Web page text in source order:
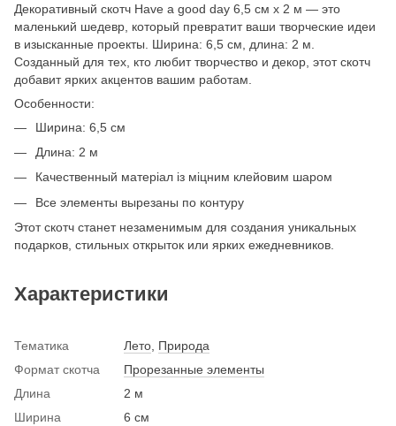
Декоративный скотч Have a good day 6,5 см x 2 м — это
маленький шедевр, который превратит ваши творческие идеи
в изысканные проекты. Ширина: 6,5 см, длина: 2 м.
Созданный для тех, кто любит творчество и декор, этот скотч
добавит ярких акцентов вашим работам.
Особенности:
Ширина: 6,5 см
Длина: 2 м
Качественный матеріал із міцним клейовим шаром
Все элементы вырезаны по контуру
Этот скотч станет незаменимым для создания уникальных
подарков, стильных открыток или ярких ежедневников.
Характеристики
Тематика Лето Природа
Формат скотча
Прорезанные элементы
Длина
2 м
Ширина
6 см